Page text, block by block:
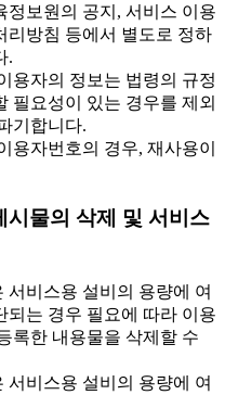
정보원의 공지, 서비스 이용
리방침 등에서 별도로 정하
.
용자의 정보는 법령의 규정
필요성이 있는 경우를 제외
기합니다.
자번호의 경우, 재사용이
시물의 삭제 및 서비스
비스용 설비의 용량에 여
되는 경우 필요에 따라 이용
록한 내용물을 삭제할 수
비스용 설비의 용량에 여